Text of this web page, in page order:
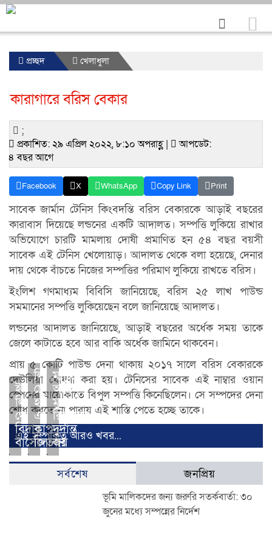
প্রচ্ছদ খেলাধুলা
কারাগারে বরিস বেকার
;
প্রকাশিত: ২৯ এপ্রিল ২০২২, ৮:১০ অপরাহ্ণ |
আপডেট:
৪ বছর আগে
Facebook X WhatsApp Copy Link Print
সাবেক জার্মান টেনিস কিংবদন্তি বরিস বেকারকে আড়াই বছরের
কারাবাস দিয়েছে লন্ডনের একটি আদালত। সম্পত্তি লুকিয়ে রাখার
অভিযোগে চারটি মামলায় দোষী প্রমাণিত হন ৫৪ বছর বয়সী
সাবেক এই টেনিস খেলোয়াড়। আদালত থেকে বলা হয়েছে, দেনার
দায় থেকে বাঁচতে নিজের সম্পত্তির পরিমাণ লুকিয়ে রাখতে বরিস।
ইংলিশ গণমাধ্যম বিবিসি জানিয়েছে, বরিস ২৫ লাখ পাউন্ড
সমমানের সম্পত্তি লুকিয়েছেন বলে জানিয়েছে আদালত।
লন্ডনের আদালত জানিয়েছে, আড়াই বছরের অর্ধেক সময় তাকে
জেলে কাটাতে হবে আর বাকি অর্ধেক জামিনে থাকবেন।
প্রায় ৫ কোটি পাউন্ড দেনা থাকায় ২০১৭ সালে বরিস বেকারকে
দেউলিয়া ঘোষণা করা হয়। টেনিসের সাবেক এই নাম্বার ওয়ান
স্পেনের মায়োর্কাতে বিপুল সম্পত্তি কিনেছিলেন। সে সম্পদের দেনা
শোধ করতে না পারায় এই শাস্তি পেতে হচ্ছে তাকে।
এই সম্পর্কিত আরও খবর...
ইউরোপা
লিগ
থেকেও
বিদায়
বার্সেলোনার
লিভারপুল
চেলসিকে
হারিয়ে
এফএ
কাপ
জিতল
ম্যাচের
অন্তিম
মুহুর্তে
রিয়ালের
দুর্দান্ত
জয়
সর্বশেষ জনপ্রিয়
ভূমি মালিকদের জন্য জরুরি সতর্কবার্তা: ৩০
জুনের মধ্যে সম্পন্নের নির্দেশ